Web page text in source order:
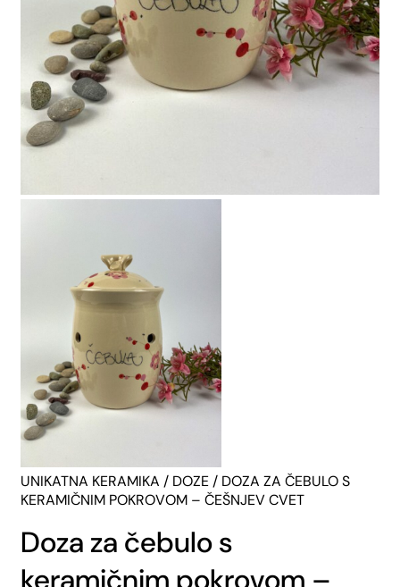
UNIKATNA KERAMIKA / DOZE / DOZA ZA ČEBULO S
KERAMIČNIM POKROVOM – ČEŠNJEV CVET
Doza za čebulo s